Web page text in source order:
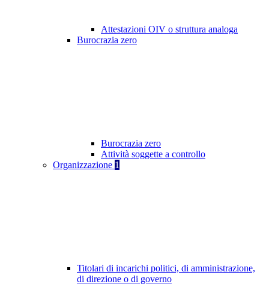
Attestazioni OIV o struttura analoga
Burocrazia zero
Burocrazia zero
Attività soggette a controllo
Organizzazione 1
Titolari di incarichi politici, di amministrazione,
di direzione o di governo